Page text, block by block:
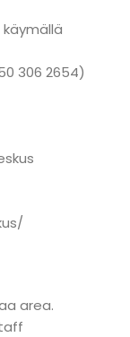
306 2654)
area.